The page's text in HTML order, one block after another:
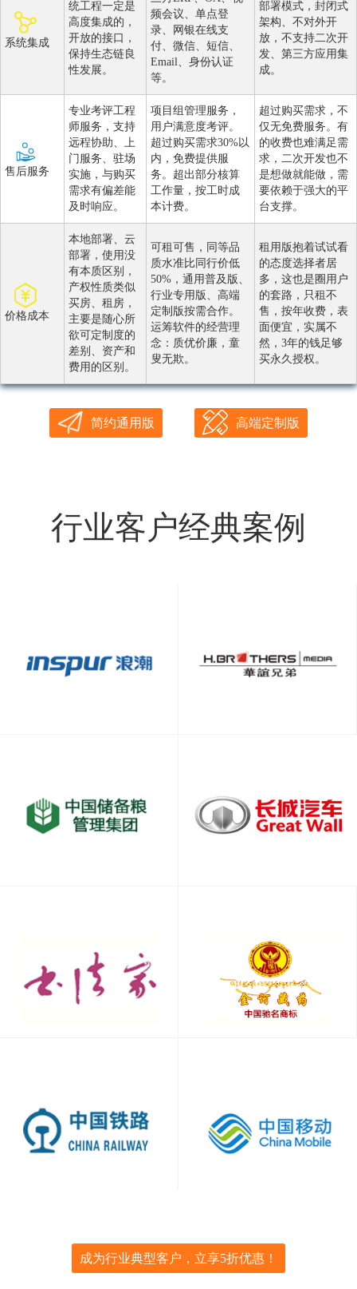
系统集成
统工程一定是
高度集成的，
开放的接口，
保持生态链良
性发展。
频会议、单点登
录、网银在线支
付、微信、短信、
Email、身份认证
等。
部署模式，封闭式
架构、不对外开
放，不支持二次开
发、第三方应用集
成。
售后服务
专业考评工程
师服务，支持
远程协助、上
门服务、驻场
实施，与购买
需求有偏差能
及时响应。
项目组管理服务，
用户满意度考评。
超过购买需求30%以
内，免费提供服
务。超出部分核算
工作量，按工时成
本计费。
超过购买需求，不
仅无免费服务。有
的收费也难满足需
求，二次开发也不
是想做就能做，需
要依赖于强大的平
台支撑。
价格成本
本地部署、云
部署，使用没
有本质区别，
产权性质类似
买房、租房，
主要是随心所
欲可定制度的
差别、资产和
费用的区别。
可租可售，同等品
质水准比同行价低
50%，通用普及版、
行业专用版、高端
定制版按需合作。
运筹软件的经营理
念：质优价廉，童
叟无欺。
租用版抱着试试看
的态度选择者居
多，这也是圈用户
的套路，只租不
售，按年收费，表
面便宜，实属不
然，3年的钱足够
买永久授权。
简约通用版 高端定制版
行业客户经典案例
成为行业典型客户，立享5折优惠！